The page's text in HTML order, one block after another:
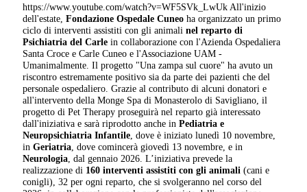
https://www.youtube.com/watch?v=WF5SVk_LwUk All'inizio
dell'estate,Fondazione Ospedale Cuneo ha organizzato un primo
ciclo di interventi assistiti con gli animalinel reparto di
Psichiatria del Carle in collaborazione con l'Azienda Ospedaliera
Santa Croce e Carle Cuneo e l'Associazione UAM -
Umanimalmente. Il progetto "Una zampa sul cuore" ha avuto un
riscontro estremamente positivo sia da parte dei pazienti che del
personale ospedaliero. Grazie al contributo di alcuni donatori e
all'intervento della Monge Spa di Monasterolo di Savigliano, il
progetto di Pet Therapy proseguirà nel reparto già interessato
dall'iniziativa e sarà riprodotto anche inPediatria e
Neuropsichiatria Infantile , dove è iniziato lunedì 10 novembre,
inGeriatria , dove comincerà giovedì 13 novembre, e in
Neurologia , dal gennaio 2026. L’iniziativa prevede la
realizzazione di 160 interventi assistiti con gli animali (cani e
conigli), 32 per ogni reparto, che si svolgeranno nel corso del